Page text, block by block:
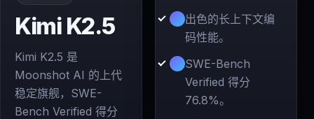
Kimi K2.5
Kimi K2.5 是
Moonshot AI 的上代
稳定旗舰，SWE-
Bench Verified 得分
出色的长上下文编
码性能。
SWE-Bench
Verified 得分
76.8%。